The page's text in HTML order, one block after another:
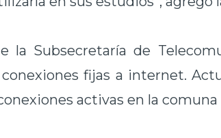
la Subsecretaría de
fijas a internet.
activas en la comuna